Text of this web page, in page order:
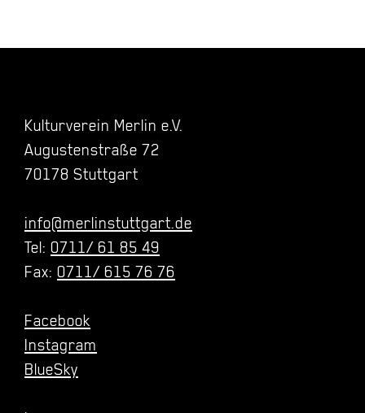
Kulturverein Merlin e.V.
Augustenstraße 72
70178 Stuttgart
info@merlinstuttgart.de
Tel: 0711/ 61 85 49
Fax: 0711/ 615 76 76
Facebook
Instagram
BlueSky